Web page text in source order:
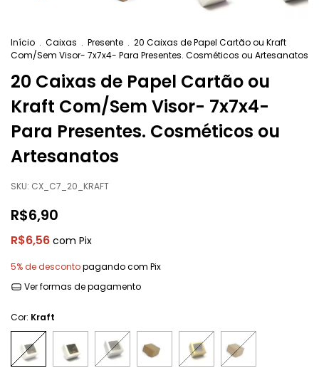
Início . Caixas . Presente . 20 Caixas de Papel Cartão ou Kraft
Com/Sem Visor- 7x7x4- Para Presentes. Cosméticos ou Artesanatos
20 Caixas de Papel Cartão ou
Kraft Com/Sem Visor- 7x7x4-
Para Presentes. Cosméticos ou
Artesanatos
SKU: CX_C7_20_KRAFT
R$6,90
R$6,56 com Pix
5% de descontopagando com Pix
Ver formas de pagamento
Cor: Kraft